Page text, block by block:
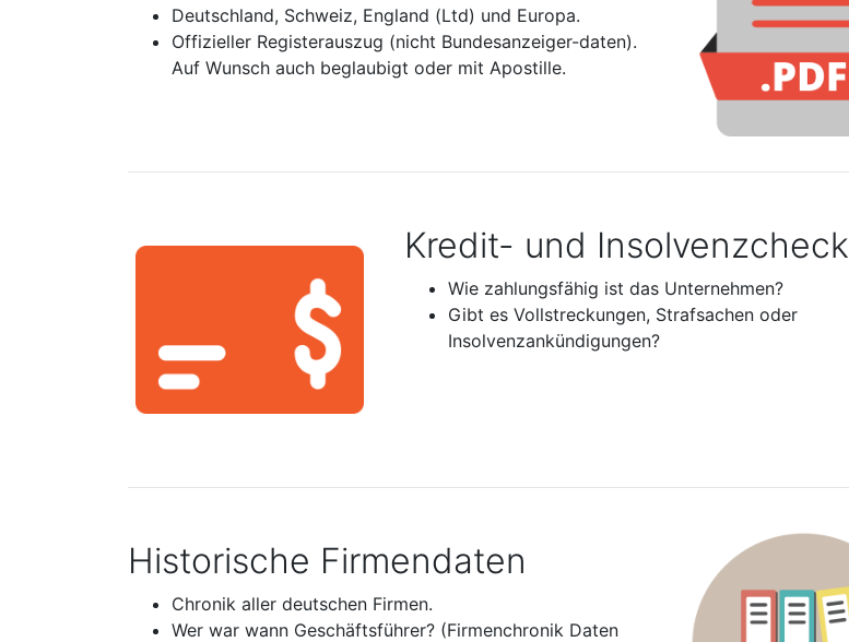
Deutschland, Schweiz, England (Ltd) und Europa.
Offizieller Registerauszug (nicht Bundesanzeiger-daten).
Auf Wunsch auch beglaubigt oder mit Apostille.
Kredit- und Insolvenzcheck
Wie zahlungsfähig ist das Unternehmen?
Gibt es Vollstreckungen, Strafsachen oder
Insolvenzankündigungen?
Historische Firmendaten
Chronik aller deutschen Firmen.
Wer war wann Geschäftsführer? (Firmenchronik Daten